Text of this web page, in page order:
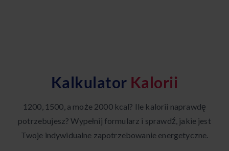
Kalkulator Kalorii
1200, 1500, a może 2000 kcal? Ile kalorii naprawdę
potrzebujesz? Wypełnij formularz i sprawdź, jakie jest
Twoje indywidualne zapotrzebowanie energetyczne.